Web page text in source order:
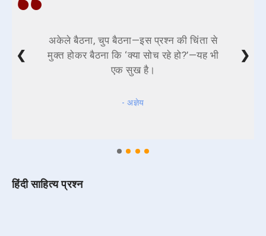
अकेले बैठना, चुप बैठना—इस प्रश्न की चिंता से
मुक्त होकर बैठना कि ‘क्या सोच रहे हो?’—यह भी
एक सुख है।
- अज्ञेय
❮ ❯
हिंदी साहित्य प्रश्न